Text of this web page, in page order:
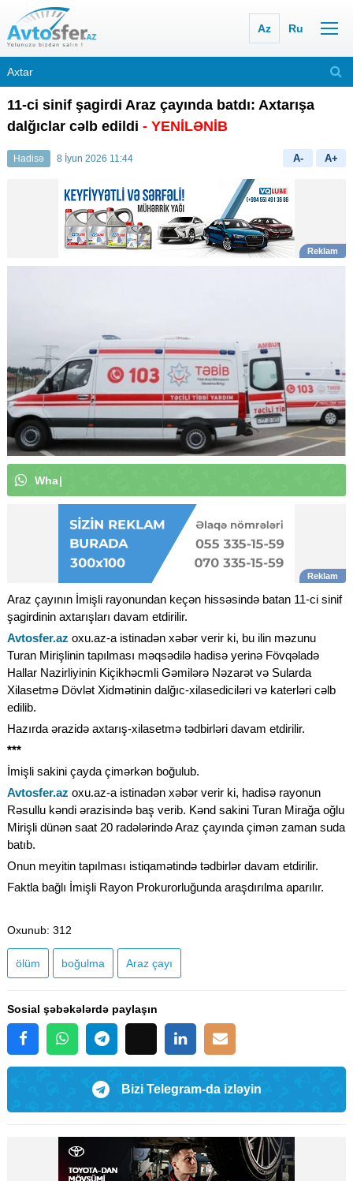
Az Ru
11-ci sinif şagirdi Araz çayında batdı: Axtarışa
dalğıclar cəlb edildi - YENİLƏNİB
Hadisə 8 İyun 2026 11:44 A- A+
What
Araz çayının İmişli rayonundan keçən hissəsində batan 11-ci sinif
şagirdinin axtarışları davam etdirilir.
Avtosfer.az oxu.az-a istinadən xəbər verir ki, bu ilin məzunu
Turan Mirişlinin tapılması məqsədilə hadisə yerinə Fövqəladə
Hallar Nazirliyinin Kiçikhəcmli Gəmilərə Nəzarət və Sularda
Xilasetmə Dövlət Xidmətinin dalğıc-xilasediciləri və katerləri cəlb
edilib.
Hazırda ərazidə axtarış-xilasetmə tədbirləri davam etdirilir.
***
İmişli sakini çayda çimərkən boğulub.
Avtosfer.az oxu.az-a istinadən xəbər verir ki, hadisə rayonun
Rəsullu kəndi ərazisində baş verib. Kənd sakini Turan Mirağa oğlu
Mirişli dünən saat 20 radələrində Araz çayında çimən zaman suda
batıb.
Onun meyitin tapılması istiqamətində tədbirlər davam etdirilir.
Faktla bağlı İmişli Rayon Prokurorluğunda araşdırılma aparılır.
Oxunub: 312
ölüm boğulma Araz çayı
Sosial şəbəkələrdə paylaşın
Bizi Telegram-da izləyin